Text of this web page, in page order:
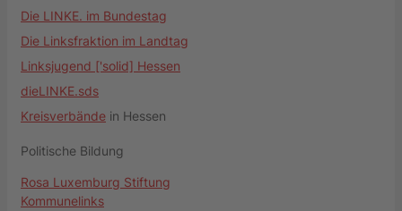
Die LINKE. im Bundestag
Die Linksfraktion im Landtag
Linksjugend ['solid] Hessen
dieLINKE.sds
Kreisverbände in Hessen
Politische Bildung
Rosa Luxemburg Stiftung
Kommunelinks